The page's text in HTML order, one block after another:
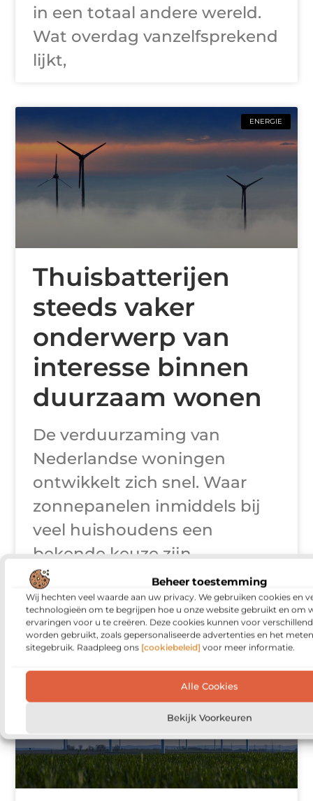
Beheer toestemming
Wij hechten veel waarde aan uw privacy. We gebruiken cookies en
technologieën om te begrijpen hoe u onze website gebruikt en om
ervaringen voor u te creëren. Deze cookies kunnen voor
worden gebruikt, zoals gepersonaliseerde advertenties en het
sitegebruik. Raadpleeg ons [cookiebeleid] voor meer informatie.
Alle Cookies
Bekijk Voorkeuren
in een totaal andere wereld.
Wat overdag vanzelfsprekend
lijkt,
ENERGIE
Thuisbatterijen
steeds vaker
onderwerp van
interesse binnen
duurzaam wonen
De verduurzaming van
Nederlandse woningen
ontwikkelt zich snel. Waar
zonnepanelen inmiddels bij
veel huishoudens een
bekende keuze zijn,
verschuift de aandacht in
toenemende mate naar